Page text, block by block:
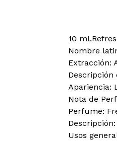
10
Nombre
Extracción:
Descripción
Apariencia:
Nota de
Perfume:
Usos